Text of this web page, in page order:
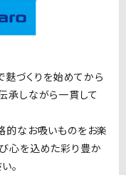
麩づくりを始めてから
承しながら一貫して
的なお吸いものをお楽
心を込めた彩り豊か
。